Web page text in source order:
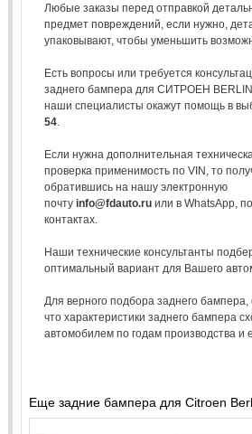
Любые заказы перед отправкой
предмет повреждений, если нужно,
упаковывают, чтобы уменьшить
Есть вопросы или требуется
заднего бампера для СИТРОЕН
наши специалисты окажут помощь в
54.
Если нужна дополнительная
проверка применимость по VIN, то
обратившись на нашу электронную
почту info@fdauto.ruили в WhatsApp,
контактах.
Наши технические консультанты
оптимальный вариант для Вашего
Для верного подбора заднего бампера,
что характеристики заднего бампера
автомобилем по годам производства и
Еще задние бампера для Citroen